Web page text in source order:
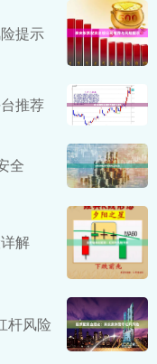
提示
推荐
全
解
杆风险